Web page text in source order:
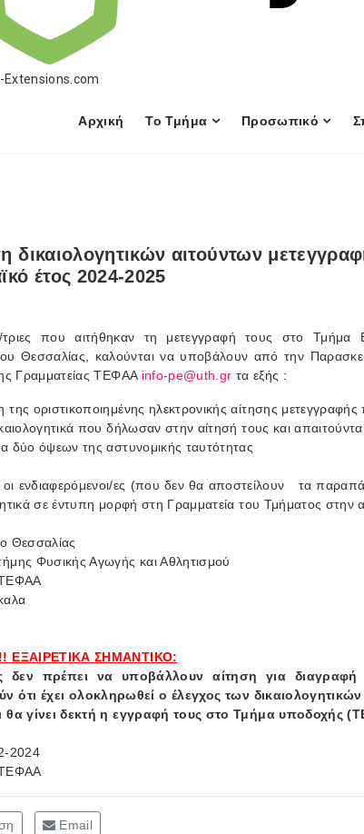
Extensions.com
Αρχική Το Τμήμα Προσωπικό
δικαιολογητικών αιτούντων
έτος 2024-2025
τριες που αιτήθηκαν τη μετεγγραφή τους στο
Θεσσαλίας, καλούνται να υποβάλουν από την
Γραμματείας ΤΕΦΑΑ info-pe@uth.gr τα εξής :
οριστικοποιημένης ηλεκτρονικής αίτησης
που δήλωσαν στην αίτησή τους και
δύο όψεων της αστυνομικής ταυτότητας
οι ενδιαφερόμενοι/ες (που δεν θα αποστείλουν τα
σε έντυπη μορφή στη Γραμματεία του Τμήματος στην
Θεσσαλίας
Φυσικής Αγωγής και Αθλητισμού
ΤΕΦΑΑ
ΕΞΑΙΡΕΤΙΚΑ ΣΗΜΑΝΤΙΚΟ:
δεν πρέπει να υποβάλλουν αίτηση για
ότι έχει ολοκληρωθεί ο έλεγχος των
θα γίνει δεκτή η εγγραφή τους στο Τμήμα υποδοχής
2024
ΤΕΦΑΑ
Email